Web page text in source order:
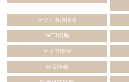
ラジオ出演情報
WEB情報
ライブ情報
舞台情報